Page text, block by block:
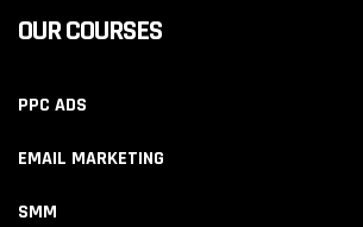
OUR COURSES
PPC ADS
EMAIL MARKETING
SMM